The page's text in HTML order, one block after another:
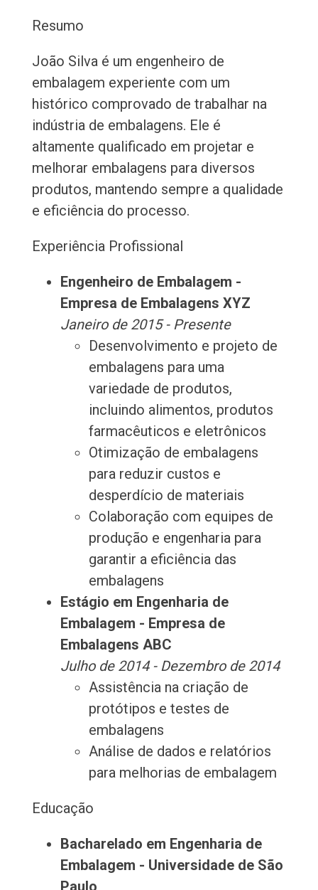
Resumo
João Silva é um engenheiro de
embalagem experiente com um
histórico comprovado de trabalhar na
indústria de embalagens. Ele é
altamente qualificado em projetar e
melhorar embalagens para diversos
produtos, mantendo sempre a qualidade
e eficiência do processo.
Experiência Profissional
Engenheiro de Embalagem -
Empresa de Embalagens XYZ
Janeiro de 2015 - Presente
Desenvolvimento e projeto de
embalagens para uma
variedade de produtos,
incluindo alimentos, produtos
farmacêuticos e eletrônicos
Otimização de embalagens
para reduzir custos e
desperdício de materiais
Colaboração com equipes de
produção e engenharia para
garantir a eficiência das
embalagens
Estágio em Engenharia de
Embalagem - Empresa de
Embalagens ABC
Julho de 2014 - Dezembro de 2014
Assistência na criação de
protótipos e testes de
embalagens
Análise de dados e relatórios
para melhorias de embalagem
Educação
Bacharelado em Engenharia de
Embalagem - Universidade de São
Paulo